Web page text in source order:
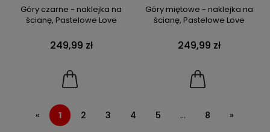
Góry czarne - naklejka na
ścianę, Pastelowe Love
249,99 zł
Góry miętowe - naklejka na
ścianę, Pastelowe Love
249,99 zł
« 1 2 3 4 5 ... 8 »